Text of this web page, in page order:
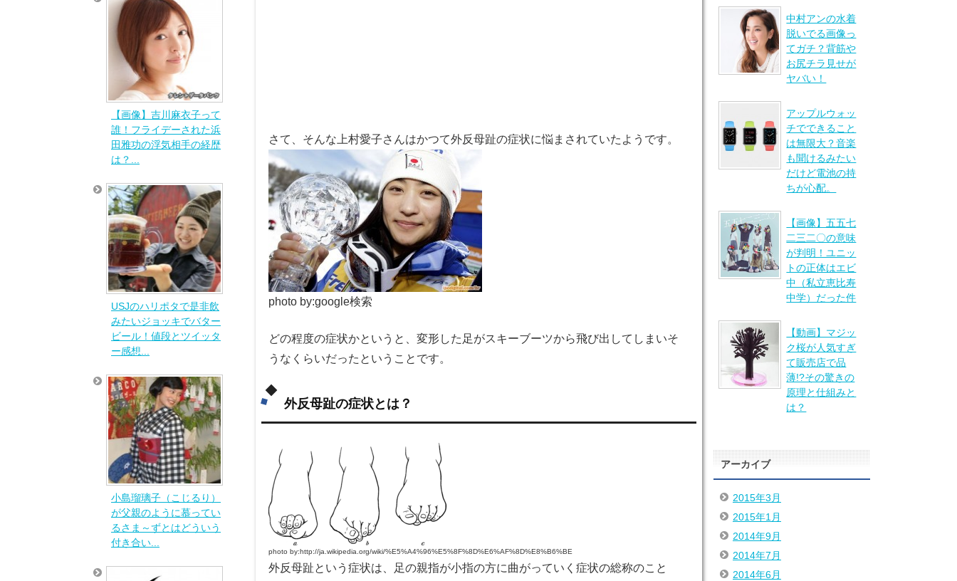
さて、そんな上村愛子さんはかつて外反母趾の症状に悩まされていたようです。
photo by:google検索
どの程度の症状かというと、変形した足がスキーブーツから飛び出してしまいそ
うなくらいだったということです。
外反母趾の症状とは？
photo by:http://ja.wikipedia.org/wiki/%E5%A4%96%E5%8F%8D%E6%AF%8D%E8%B6%BE
外反母趾という症状は、足の親指が小指の方に曲がっていく症状の総称のこと
【画像】吉川麻衣子って
誰！フライデーされた浜
田雅功の浮気相手の経歴
は？...
USJのハリポタで是非飲
みたいジョッキでバター
ビール！値段とツイッタ
ー感想...
小島瑠璃子（こじるり）
が父親のように慕ってい
るさま～ずとはどういう
付き合い...
中村アンの水着
脱いでる画像っ
てガチ？背筋や
お尻チラ見せが
ヤバい！
アップルウォッ
チでできること
は無限大？音楽
も聞けるみたい
だけど電池の持
ちが心配。
【画像】五五七
二三二〇の意味
が判明！ユニッ
トの正体はエビ
中（私立恵比寿
中学）だった件
【動画】マジッ
ク桜が人気すぎ
て販売店で品
薄!?その驚きの
原理と仕組みと
は？
アーカイブ
2015年3月
2015年1月
2014年9月
2014年7月
2014年6月